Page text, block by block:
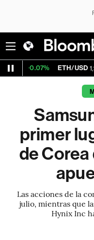
ETH/USD 1,917.153
primer
de Corea
Las acciones de la
julio, mientras que
Hynix Inc